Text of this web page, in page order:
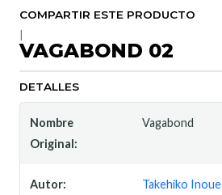
COMPARTIR ESTE PRODUCTO
VAGABOND 02
DETALLES
Nombre
Original:
Vagabond
Autor: Takehiko Inoue